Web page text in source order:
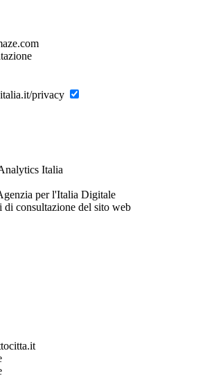
privacy
Italia
per l'Italia Digitale
di consultazione del sito web